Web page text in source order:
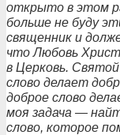
открыто в этом
больше не буду
священник и
что Любовь
в Церковь.
слово делает
доброе слово
моя задача —
слово, которое